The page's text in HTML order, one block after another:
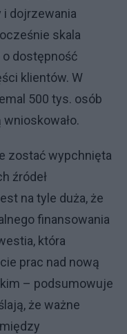
dojrzewania
skala
dostępność
klientów. W
500 tys. osób
zostać wypchnięta
źródeł
na tyle duża, że
finansowania
która
prac nad nową
– podsumowuje
że ważne